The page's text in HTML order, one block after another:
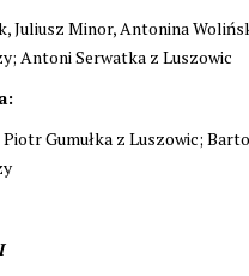
Juliusz Minor, Antonina
Antoni Serwatka z Luszowic
Piotr Gumułka z Luszowic;